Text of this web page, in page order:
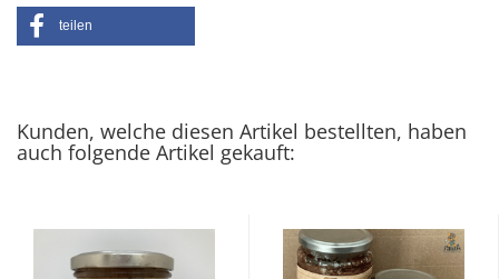
teilen
Kunden, welche diesen Artikel bestellten, haben
auch folgende Artikel gekauft: